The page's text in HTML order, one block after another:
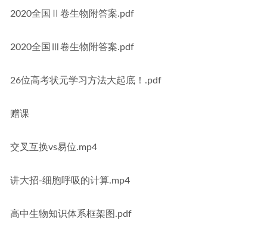
2020全国Ⅱ卷生物附答案.pdf
2020全国Ⅲ卷生物附答案.pdf
26位高考状元学习方法大起底！.pdf
赠课
交叉互换vs易位.mp4
讲大招-细胞呼吸的计算.mp4
高中生物知识体系框架图.pdf